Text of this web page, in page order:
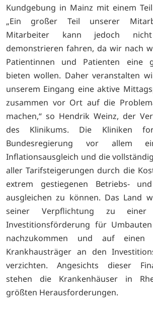
Kundgebung in Mainz mit einem
„Ein großer Teil unserer
Mitarbeiter kann jedoch
demonstrieren fahren, da wir nach
Patientinnen und Patienten eine
bieten wollen. Daher veranstalten
unserem Eingang eine aktive
zusammen vor Ort auf die
machen,“ so Hendrik Weinz, der
des Klinikums. Die Kliniken
Bundesregierung vor allem
Inflationsausgleich und die
aller Tarifsteigerungen durch die
extrem gestiegenen Betriebs-
ausgleichen zu können. Das Land
seiner Verpflichtung zu einer
Investitionsförderung für
nachzukommen und auf einen
Krankhausträger an den
verzichten. Angesichts dieser
stehen die Krankenhäuser in
größten Herausforderungen.